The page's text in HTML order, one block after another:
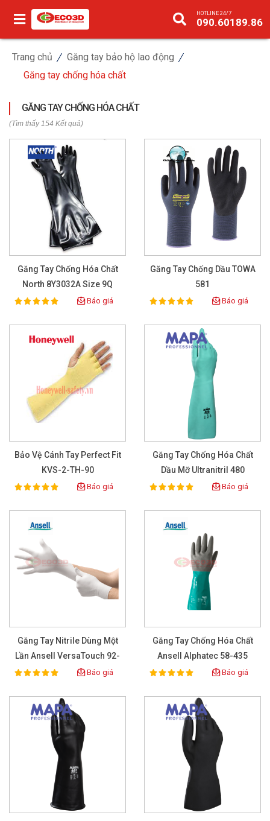
HOTLINE 24/7
090.60189.86
Trang chủ
Găng tay bảo hộ lao động
Găng tay chống hóa chất
GĂNG TAY CHỐNG HÓA CHẤT
(Tìm thấy 154 Kết quả)
Găng Tay Chống Hóa Chất
North 8Y3032A Size 9Q
Rating:
100% Báo giá
Găng Tay Chống Dầu TOWA
581
Rating:
100% Báo giá
Bảo Vệ Cánh Tay Perfect Fit
KVS-2-TH-90
Rating:
100% Báo giá
Găng Tay Chống Hóa Chất
Dầu Mỡ Ultranitril 480
Rating:
100% Báo giá
Găng Tay Nitrile Dùng Một
Lần Ansell VersaTouch 92-
205 Màu Trắng (Hộp 50 Đôi)
Rating:
100% Báo giá
Găng Tay Chống Hóa Chất
Ansell Alphatec 58-435
Rating:
100% Báo giá